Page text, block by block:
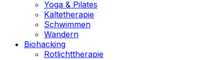
Yoga & Pilates
Kältetherapie
Schwimmen
Wandern
Biohacking
Rotlichttherapie